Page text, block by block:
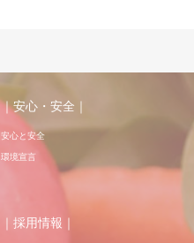
｜安心・安全｜
安心と安全
環境宣言
｜採用情報｜